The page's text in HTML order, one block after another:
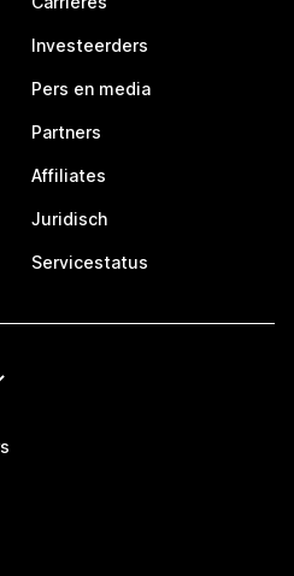
Investeerders
Pers en media
Partners
Affiliates
Juridisch
Servicestatus